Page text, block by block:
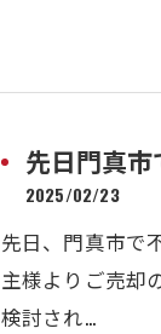
先日門真市
2025/02/23
先日、門真市で
主様よりご売却
検討され…